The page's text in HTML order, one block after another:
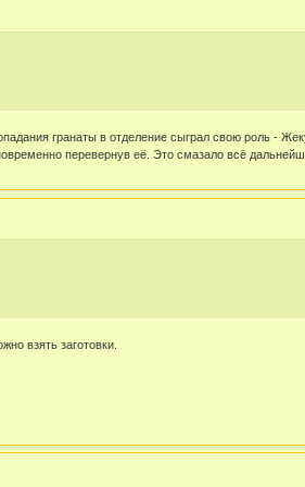
гранаты в отделение сыграл свою роль -
перевернув её. Это смазало всё
взять заготовки.